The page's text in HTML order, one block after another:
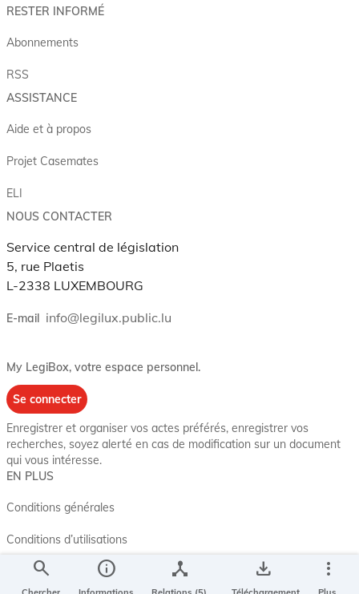
search info device_hub save_alt more_vert
RESTER INFORMÉ
Abonnements
RSS
ASSISTANCE
Aide et à propos
Projet Casemates
ELI
NOUS CONTACTER
Service central de législation
5, rue Plaetis
L-2338 LUXEMBOURG
E-mail info@legilux.public.lu
My LegiBox, votre espace personnel.
Se connecter
Enregistrer et organiser vos actes préférés, enregistrer vos
recherches, soyez alerté en cas de modification sur un document
qui vous intéresse.
EN PLUS
Conditions générales
Conditions d’utilisations
Accessibilité